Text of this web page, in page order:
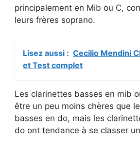
principalement en Mib ou C,
leurs frères soprano.
Lisez aussi : Cecilio Mendini
et Test complet
Les clarinettes basses en mib
être un peu moins chères que
basses en do, mais les
do ont tendance à se classer